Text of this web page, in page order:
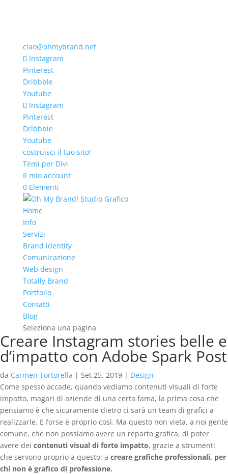
ciao@ohmybrand.net
Instagram
Pinterest
Dribbble
Youtube
Instagram
Pinterest
Dribbble
Youtube
costruisci il tuo sito!
Temi per Divi
Il mio account
0 Elementi
Home
Info
Servizi
Brand identity
Comunicazione
Web design
Totally Brand
Portfolio
Contatti
Blog
Seleziona una pagina
Creare Instagram stories belle e
d’impatto con Adobe Spark Post
da Carmen Tortorella | Set 25, 2019 | Design
Come spesso accade, quando vediamo contenuti visuali di forte
impatto, magari di aziende di una certa fama, la prima cosa che
pensiamo è che sicuramente dietro ci sarà un team di grafici a
realizzarle. E forse è proprio così. Ma questo non vieta, a noi gente
comune, che non possiamo avere un reparto grafica, di poter
avere dei contenuti visual di forte impatto, grazie a strumenti
che servono proprio a questo: a creare grafiche professionali, per
chi non è grafico di professione.